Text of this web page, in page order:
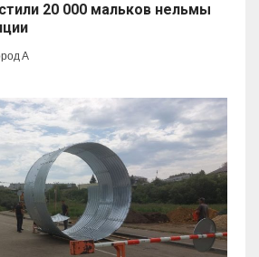
20 000 мальков нельмы
А